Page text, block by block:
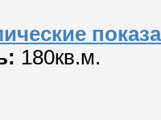
180кв.м.